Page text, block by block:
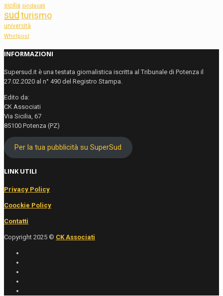
sicilia sindacati
sudturismo
università
Whirlpool
INFORMAZIONI
Supersud.it è una testata giornalistica iscritta al Tribunale di Potenza il
27.02.2020 al n° 490 del Registro Stampa.
Edito da:
CK Associati
Via Sicilia, 67
85100 Potenza (PZ)
Per la tua pubblicità su SuperSud
LINK UTILI
Privacy Policy
Coockie Policy
Contatti
Copyright 2025 © CK Associati